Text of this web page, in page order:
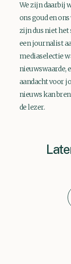
We zijn daarbij
ons goud en
zijn dus niet het
een journalist
mediaselectie
nieuwswaarde,
aandacht voor
nieuws kan
de lezer.